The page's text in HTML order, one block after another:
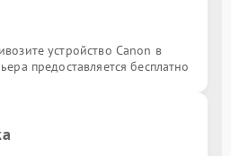
устройство Canon в
предоставляется бесплатно